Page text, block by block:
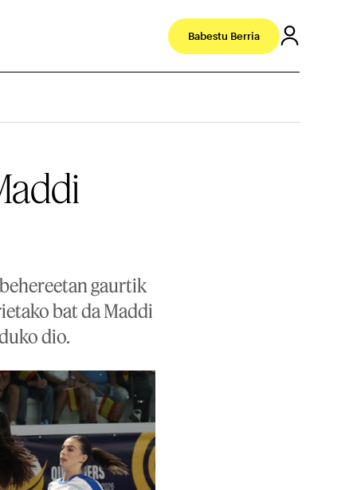
Babestu Berria
gaurtik
bat da Maddi
dio.